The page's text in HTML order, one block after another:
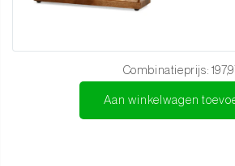
Een prachtig cadeau
het ook een stijlvol cadeau voor iedere
Gebruik & onderhoud
Onderhoud tips en aanbevelingen
Combinatieprijs:
Aan winkelwagen